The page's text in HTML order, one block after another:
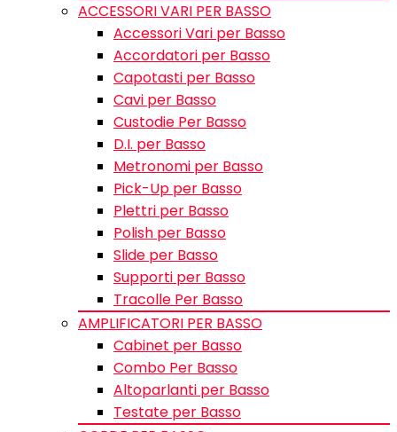
ACCESSORI VARI PER BASSO
Accessori Vari per Basso
Accordatori per Basso
Capotasti per Basso
Cavi per Basso
Custodie Per Basso
D.I. per Basso
Metronomi per Basso
Pick-Up per Basso
Plettri per Basso
Polish per Basso
Slide per Basso
Supporti per Basso
Tracolle Per Basso
AMPLIFICATORI PER BASSO
Cabinet per Basso
Combo Per Basso
Altoparlanti per Basso
Testate per Basso